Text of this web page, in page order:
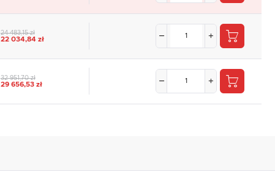
24 483,15 zł
22 034,84 zł
32 951,70 zł
29 656,53 zł